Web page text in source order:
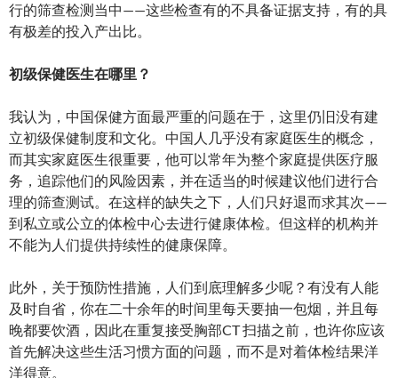
行的筛查检测当中——这些检查有的不具备证据支持，有的具
有极差的投入产出比。
初级保健医生在哪里？
我认为，中国保健方面最严重的问题在于，这里仍旧没有建
立初级保健制度和文化。中国人几乎没有家庭医生的概念，
而其实家庭医生很重要，他可以常年为整个家庭提供医疗服
务，追踪他们的风险因素，并在适当的时候建议他们进行合
理的筛查测试。在这样的缺失之下，人们只好退而求其次——
到私立或公立的体检中心去进行健康体检。但这样的机构并
不能为人们提供持续性的健康保障。
此外，关于预防性措施，人们到底理解多少呢？有没有人能
及时自省，你在二十余年的时间里每天要抽一包烟，并且每
晚都要饮酒，因此在重复接受胸部CT 扫描之前，也许你应该
首先解决这些生活习惯方面的问题，而不是对着体检结果洋
洋得意。